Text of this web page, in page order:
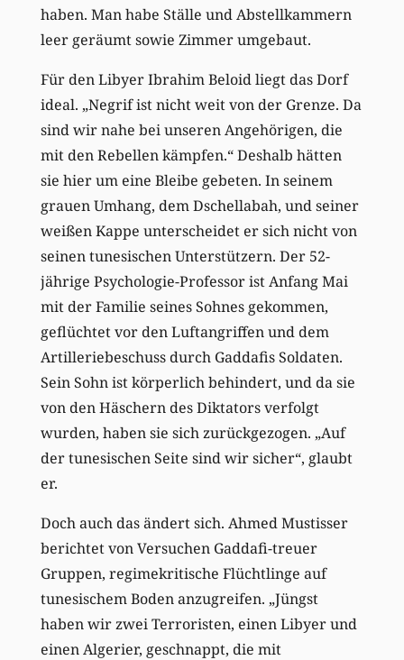
haben. Man habe Ställe und Abstellkammern
leer geräumt sowie Zimmer umgebaut.
Für den Libyer Ibrahim Beloid liegt das Dorf
ideal. „Negrif ist nicht weit von der Grenze. Da
sind wir nahe bei unseren Angehörigen, die
mit den Rebellen kämpfen.“ Deshalb hätten
sie hier um eine Bleibe gebeten. In seinem
grauen Umhang, dem Dschellabah, und seiner
weißen Kappe unterscheidet er sich nicht von
seinen tunesischen Unterstützern. Der 52-
jährige Psychologie-Professor ist Anfang Mai
mit der Familie seines Sohnes gekommen,
geflüchtet vor den Luftangriffen und dem
Artilleriebeschuss durch Gaddafis Soldaten.
Sein Sohn ist körperlich behindert, und da sie
von den Häschern des Diktators verfolgt
wurden, haben sie sich zurückgezogen. „Auf
der tunesischen Seite sind wir sicher“, glaubt
er.
Doch auch das ändert sich. Ahmed Mustisser
berichtet von Versuchen Gaddafi-treuer
Gruppen, regimekritische Flüchtlinge auf
tunesischem Boden anzugreifen. „Jüngst
haben wir zwei Terroristen, einen Libyer und
einen Algerier, geschnappt, die mit